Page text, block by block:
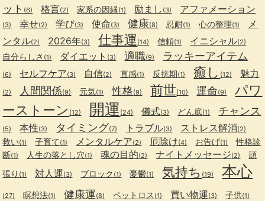
ット (6) 格言(2) 家系の因縁(1) 励まし (3) アファメーション
(3) 幸せ(2) 学び(3) 使命(3) 健康(8) 忍耐(1) 心の整理(1)
メ
ンタル(2) 2026年(3) 仕事運 (14) 信頼(1) イニシャル(2)
自分らしさ (1) ダイエット (3) 適職(9) ラッキーアイテム
(6) セルフケア(3) 自信(2) 直感(1) 反抗期(1) 癒し (12) 魅力
(2) 人間関係(9) 元気(1) 性格(9) 前世(10) 運命(9)
パワ
ーストーン (12) 開運 (24) 儀式(3) どん底(1) チャンス
(5) 本性(3) タイミング(7) トラブル(3) ストレス解消(2)
救い(1) 子育て(1) メンタルケア(2) 厄除け(4) お告げ(1)
性格診
断(1) 人生の落とし穴(1) 魂の目的(2) ナイトメッセージ(2)
頑
張り (1) 対人運(3) ブロック (1) 憂鬱(1) 気持ち (19) 本心
(27) 瞑想法(1) 健康運(8) ペットロス (1) 買い物運(3) 子供(1)